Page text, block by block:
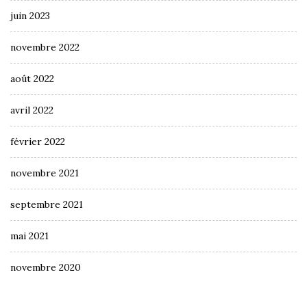
juin 2023
novembre 2022
août 2022
avril 2022
février 2022
novembre 2021
septembre 2021
mai 2021
novembre 2020